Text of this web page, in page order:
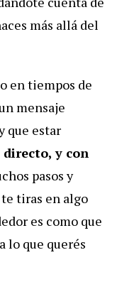
más allá del
en tiempos de
mensaje
que estar
y con
pasos y
tiras en algo
es como que
lo que querés